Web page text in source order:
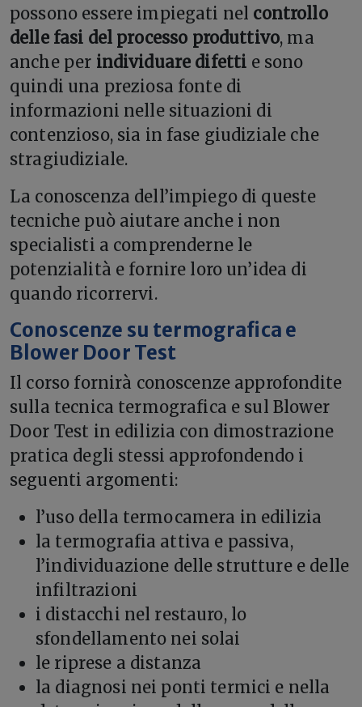
possono essere impiegati nel controllo
delle fasi del processo produttivo, ma
anche per individuare difetti e sono
quindi una preziosa fonte di
informazioni nelle situazioni di
contenzioso, sia in fase giudiziale che
stragiudiziale.
La conoscenza dell’impiego di queste
tecniche può aiutare anche i non
specialisti a comprenderne le
potenzialità e fornire loro un’idea di
quando ricorrervi.
Conoscenze su termografica e
Blower Door Test
Il corso fornirà conoscenze approfondite
sulla tecnica termografica e sul Blower
Door Test in edilizia con dimostrazione
pratica degli stessi approfondendo i
seguenti argomenti:
l’uso della termocamera in edilizia
la termografia attiva e passiva,
l’individuazione delle strutture e delle
infiltrazioni
i distacchi nel restauro, lo
sfondellamento nei solai
le riprese a distanza
la diagnosi nei ponti termici e nella